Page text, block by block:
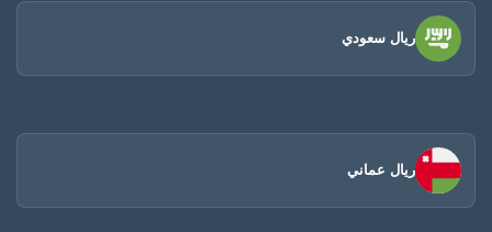
ريال سعودي
ريال عماني